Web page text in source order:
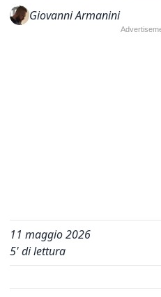
Giovanni Armanini
11 maggio 2026
5' di lettura